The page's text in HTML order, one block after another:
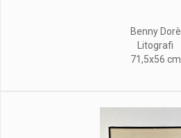
Benny Dorè
Litografi
71,5x56 cm